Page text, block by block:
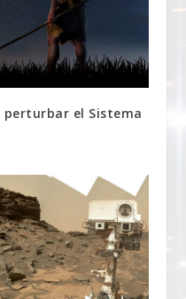
perturbar el Sistema